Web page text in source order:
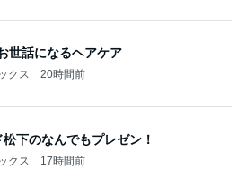
世話になるヘアケア
クス 20時間前
松下のなんでもプレゼン！
クス 17時間前